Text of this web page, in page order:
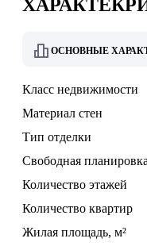
ОСНОВНЫЕ
Класс недвижимости
Материал стен
Тип отделки
Свободная планировка
Количество этажей
Количество квартир
Жилая площадь, м²